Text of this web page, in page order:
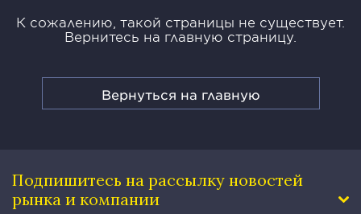
К сожалению, такой страницы не существует.
Вернитесь на главную страницу.
Вернуться на главную
Подпишитесь на рассылку новостей
рынка и компании